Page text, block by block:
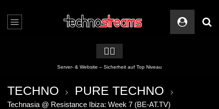
🏳️‍🌈
Server- & Website – Sicherheit auf Top Niveau
TECHNO PURE TECHNO
Technasia @ Resistance Ibiza: Week 7 (BE-AT.TV)